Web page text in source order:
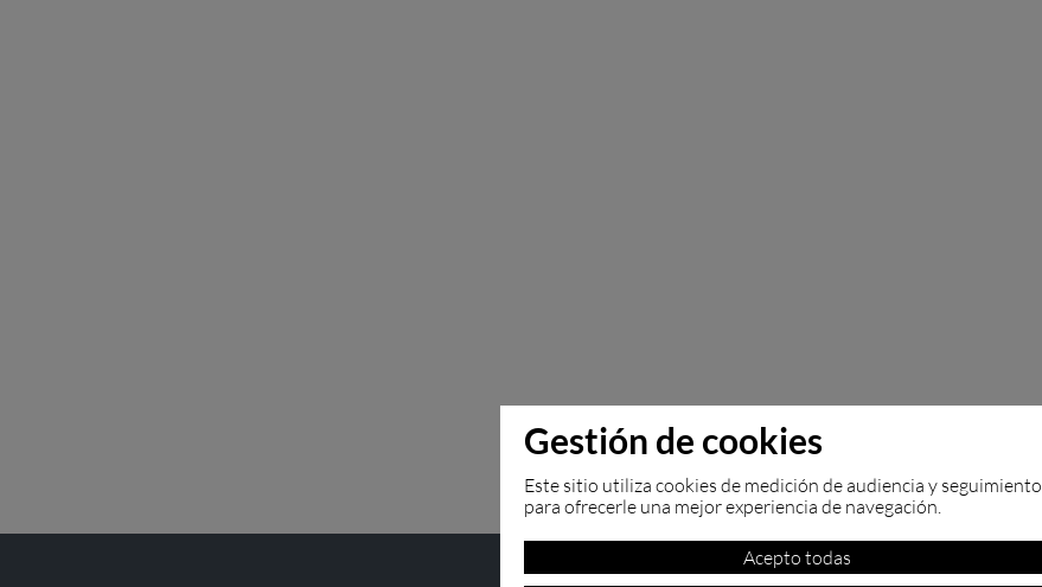
Gestión de cookies
Este sitio utiliza cookies de medición de audiencia y seguimiento
para ofrecerle una mejor experiencia de navegación.
Acepto todas